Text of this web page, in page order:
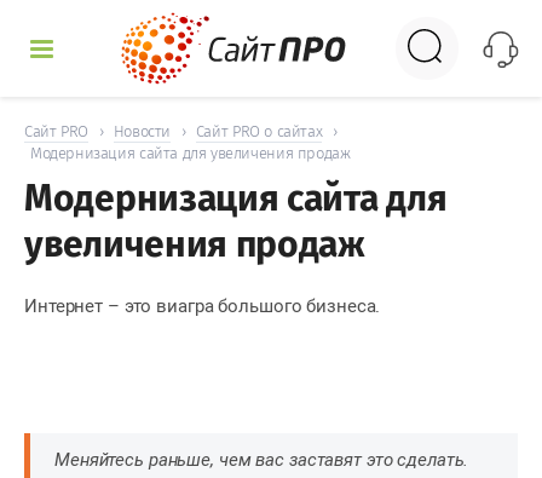
Сайт PRO › Новости › Сайт PRO о сайтах
›
Модернизация сайта для увеличения продаж
Модернизация сайта для
увеличения продаж
Интернет – это виагра большого бизнеса.
Меняйтесь раньше, чем вас заставят это сделать.
УСЛУГИ
КЕЙСЫ
ДОСКА
НОВОСТИ
КОНТАКТЫ